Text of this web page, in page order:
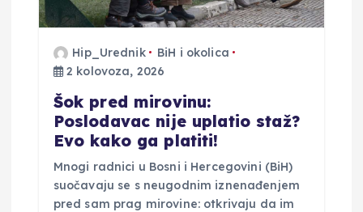
Hip_Urednik
BiH i okolica
2 kolovoza, 2026
Šok pred mirovinu:
Poslodavac nije uplatio staž?
Evo kako ga platiti!
Mnogi radnici u Bosni i Hercegovini (BiH)
suočavaju se s neugodnim iznenađenjem
pred sam prag mirovine: otkrivaju da im